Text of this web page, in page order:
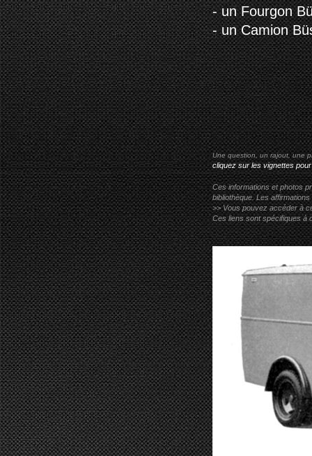
- un Fourgon
- un Camion
Une question, un rajout, une
cliquez sur les vignettes
Ces informations et photos
bibliothèque. Les
>> Vous pouvez accéder à
Ces liens sont spécifiques à